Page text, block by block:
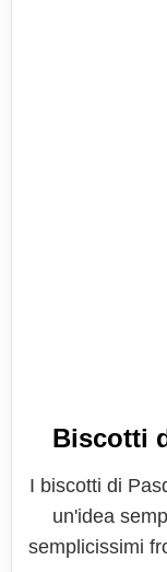
Biscotti
I biscotti di
un'idea
semplicissimi